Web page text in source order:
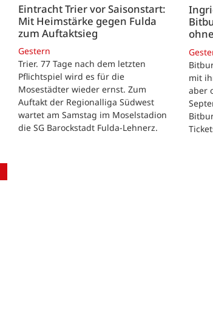
Eintracht Trier vor Saisonstart:
Mit Heimstärke gegen Fulda
zum Auftaktsieg
Gestern
Trier. 77 Tage nach dem letzten
Pflichtspiel wird es für die
Mosestädter wieder ernst. Zum
Auftakt der Regionalliga Südwest
wartet am Samstag im Moselstadion
die SG Barockstadt Fulda-Lehnerz.
mit
aber